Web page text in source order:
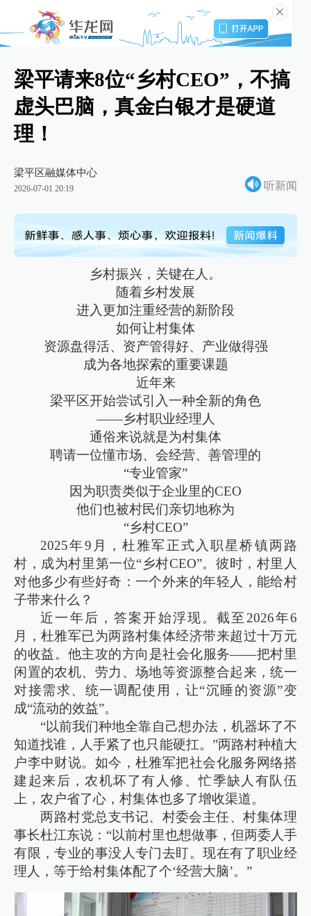
梁平请来8位“乡村CEO”，不搞
虚头巴脑，真金白银才是硬道
理！
梁平区融媒体中心
2026-07-01 20:19 听新闻
乡村振兴，关键在人。
随着乡村发展
进入更加注重经营的新阶段
如何让村集体
资源盘得活、资产管得好、产业做得强
成为各地探索的重要课题
近年来
梁平区开始尝试引入一种全新的角色
——乡村职业经理人
通俗来说就是为村集体
聘请一位懂市场、会经营、善管理的
“专业管家”
因为职责类似于企业里的CEO
他们也被村民们亲切地称为
“乡村CEO”
2025年9月，杜雅军正式入职星桥镇两路
村，成为村里第一位“乡村CEO”。彼时，村里人
对他多少有些好奇：一个外来的年轻人，能给村
子带来什么？
近一年后，答案开始浮现。截至2026年6
月，杜雅军已为两路村集体经济带来超过十万元
的收益。他主攻的方向是社会化服务——把村里
闲置的农机、劳力、场地等资源整合起来，统一
对接需求、统一调配使用，让“沉睡的资源”变
成“流动的效益”。
“以前我们种地全靠自己想办法，机器坏了不
知道找谁，人手紧了也只能硬扛。”两路村种植大
户李中财说。如今，杜雅军把社会化服务网络搭
建起来后，农机坏了有人修、忙季缺人有队伍
上，农户省了心，村集体也多了增收渠道。
两路村党总支书记、村委会主任、村集体理
事长杜江东说：“以前村里也想做事，但两委人手
有限，专业的事没人专门去盯。现在有了职业经
理人，等于给村集体配了个‘经营大脑’。”